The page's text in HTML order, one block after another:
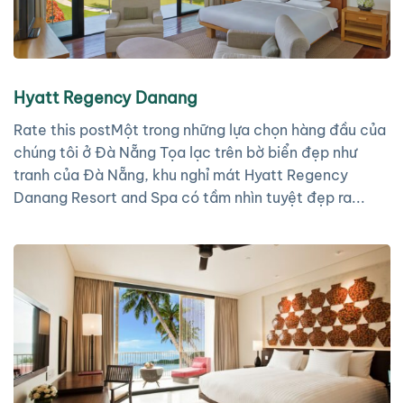
Hyatt Regency Danang
Rate this postMột trong những lựa chọn hàng đầu của
chúng tôi ở Đà Nẵng Tọa lạc trên bờ biển đẹp như
tranh của Đà Nẵng, khu nghỉ mát Hyatt Regency
Danang Resort and Spa có tầm nhìn tuyệt đẹp ra...